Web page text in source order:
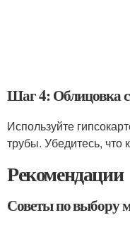
Шаг 4: Облицовка
Используйте
трубы. Убедитесь, что
Рекомендации
Советы по выбору